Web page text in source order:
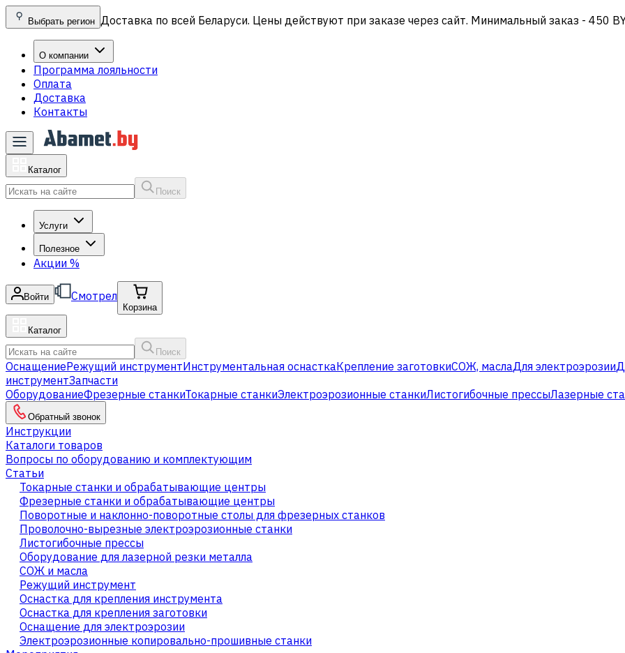
Выбрать регион Доставка по всей Беларуси. Цены действуют при заказе через сайт. Минимальный заказ - 450
О компании
Программа лояльности
Оплата
Доставка
Контакты
Каталог
Поиск
Услуги
Полезное
Акции %
Войти Смотрел
Корзина
Каталог
Поиск
ОснащениеРежущий инструментИнструментальная оснасткаКрепление заготовкиСОЖ, маслаДля электроэрозии
инструментЗапчасти
ОборудованиеФрезерные станкиТокарные станкиЭлектроэрозионные станкиЛистогибочные прессыЛазерные
Обратный звонок
Инструкции
Каталоги товаров
Вопросы по оборудованию и комплектующим
Статьи
Токарные станки и обрабатывающие центры
Фрезерные станки и обрабатывающие центры
Поворотные и наклонно-поворотные столы для фрезерных станков
Проволочно-вырезные электроэрозионные станки
Листогибочные прессы
Оборудование для лазерной резки металла
СОЖ и масла
Режущий инструмент
Оснастка для крепления инструмента
Оснастка для крепления заготовки
Оснащение для электроэрозии
Электроэрозионные копировально-прошивные станки